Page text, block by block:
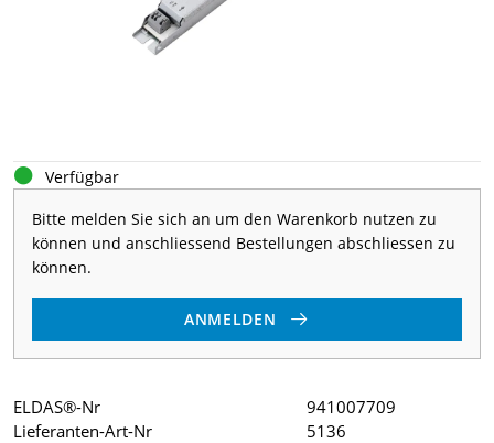
Verfügbar
Bitte melden Sie sich an um den Warenkorb nutzen zu
können und anschliessend Bestellungen abschliessen zu
können.
ANMELDEN
ELDAS®-Nr
941007709
Lieferanten-Art-Nr
5136